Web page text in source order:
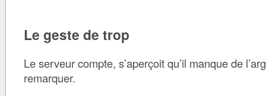
Le geste de trop
Le serveur compte, s’aperçoit qu’il manque de
remarquer.